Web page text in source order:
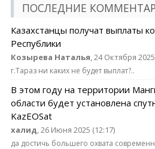
ПОСЛЕДНИЕ
Казахстанцы получат выплаты
Республики
Козырева Наталья, 24 Октября
г.Тараз ни каких не будет выплат?..
В этом году на территории
области будет установлена
KazEOSat
халид, 26 Июня 2025 (12:17)
да достичь большего охвата